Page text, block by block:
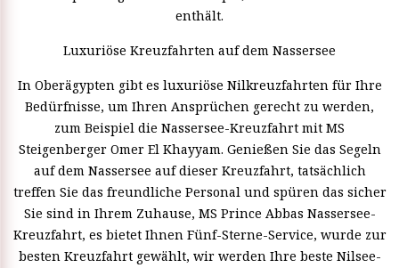
enthält.
Luxuriöse Kreuzfahrten auf dem Nassersee
In Oberägypten gibt es luxuriöse Nilkreuzfahrten für Ihre
Bedürfnisse, um Ihren Ansprüchen gerecht zu werden,
zum Beispiel die Nassersee-Kreuzfahrt mit MS
Steigenberger Omer El Khayyam. Genießen Sie das Segeln
auf dem Nassersee auf dieser Kreuzfahrt, tatsächlich
treffen Sie das freundliche Personal und spüren das sicher
Sie sind in Ihrem Zuhause, MS Prince Abbas Nassersee-
Kreuzfahrt, es bietet Ihnen Fünf-Sterne-Service, wurde zur
besten Kreuzfahrt gewählt, wir werden Ihre beste Nilsee-